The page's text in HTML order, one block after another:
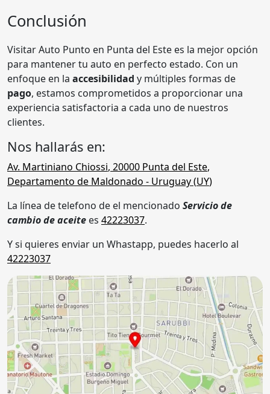
Conclusión
Visitar Auto Punto en Punta del Este es la mejor opción
para mantener tu auto en perfecto estado. Con un
enfoque en la accesibilidad y múltiples formas de
pago, estamos comprometidos a proporcionar una
experiencia satisfactoria a cada uno de nuestros
clientes.
Nos hallarás en:
Av. Martiniano Chiossi, 20000 Punta del Este,
Departamento de Maldonado - Uruguay (UY)
La línea de telefono de el mencionado Servicio de
cambio de aceite es 42223037.
Y si quieres enviar un Whastapp, puedes hacerlo al
42223037